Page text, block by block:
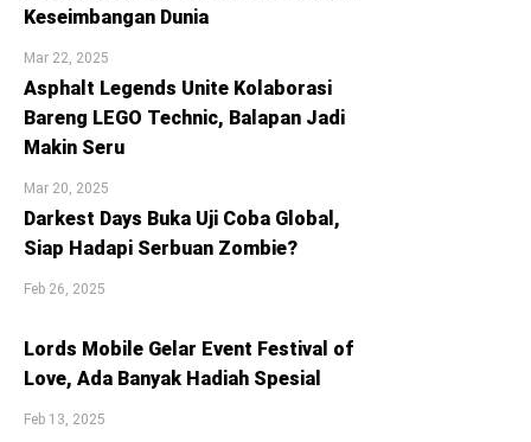
Keseimbangan Dunia
Mar 22, 2025
Asphalt Legends Unite Kolaborasi
Bareng LEGO Technic, Balapan Jadi
Makin Seru
Mar 20, 2025
Darkest Days Buka Uji Coba Global,
Siap Hadapi Serbuan Zombie?
Feb 26, 2025
Lords Mobile Gelar Event Festival of
Love, Ada Banyak Hadiah Spesial
Feb 13, 2025